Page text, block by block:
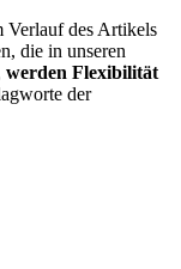
Verlauf des Artikels
die in unseren
werden Flexibilität
der